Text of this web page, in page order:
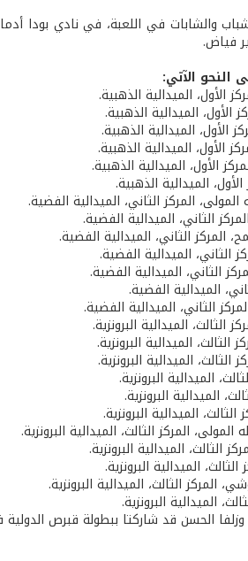
والشابات في اللعبة، في نادي بودا
فياض.
النحو الآتي:
الأول، الميدالية الذهبية.
الميدالية الذهبية.
الأول، الميدالية الذهبية.
الأول، الميدالية الذهبية.
الأول، الميدالية الذهبية.
الميدالية الذهبية.
المركز الثاني، الميدالية الفضية.
الثاني، الميدالية الفضية.
الثاني، الميدالية الفضية.
الميدالية الفضية.
الثاني، الميدالية الفضية.
الميدالية الفضية.
الثاني، الميدالية الفضية.
الميدالية البرونزية.
الميدالية البرونزية.
الميدالية البرونزية.
الميدالية البرونزية.
الميدالية البرونزية.
الميدالية البرونزية.
المركز الثالث، الميدالية البرونزية.
الميدالية البرونزية.
الميدالية البرونزية.
الثالث، الميدالية البرونزية.
الميدالية البرونزية.
الحسن قد شاركتا ببطولة قبرص الدولية